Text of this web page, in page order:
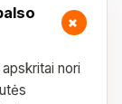
+
nori